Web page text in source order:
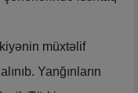
müxtəlif
Yanğınların